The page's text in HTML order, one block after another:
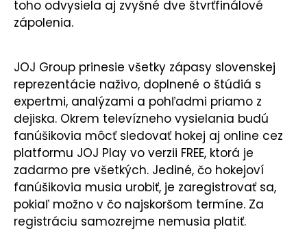
toho odvysiela aj zvyšné dve štvrťfinálové
zápolenia.
JOJ Group prinesie všetky zápasy slovenskej
reprezentácie naživo, doplnené o štúdiá s
expertmi, analýzami a pohľadmi priamo z
dejiska. Okrem televízneho vysielania budú
fanúšikovia môcť sledovať hokej aj online cez
platformu JOJ Play vo verzii FREE, ktorá je
zadarmo pre všetkých. Jediné, čo hokejoví
fanúšikovia musia urobiť, je zaregistrovať sa,
pokiaľ možno v čo najskoršom termíne. Za
registráciu samozrejme nemusia platiť.